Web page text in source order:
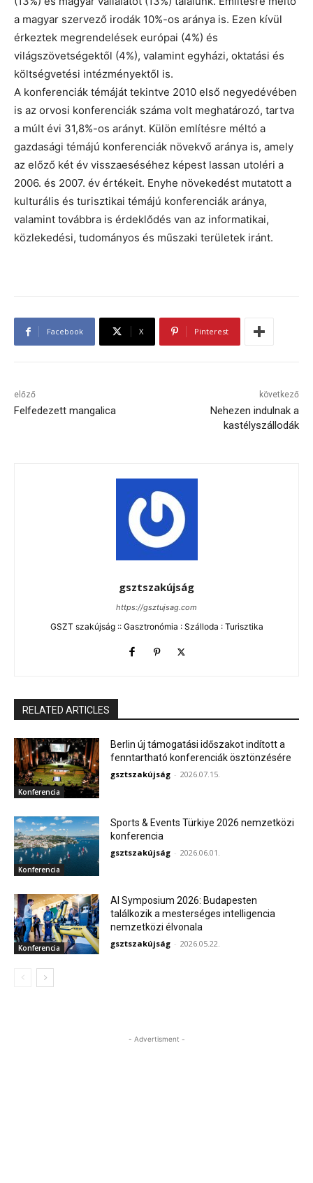
a magyar szervező irodák 10%-os aránya is. Ezen kívül
érkeztek megrendelések európai (4%) és
világszövetségektől (4%), valamint egyházi, oktatási és
költségvetési intézményektől is.
A konferenciák témáját tekintve 2010 első negyedévében
is az orvosi konferenciák száma volt meghatározó, tartva
a múlt évi 31,8%-os arányt. Külön említésre méltó a
gazdasági témájú konferenciák növekvő aránya is, amely
az előző két év visszaeséséhez képest lassan utoléri a
2006. és 2007. év értékeit. Enyhe növekedést mutatott a
kulturális és turisztikai témájú konferenciák aránya,
valamint továbbra is érdeklődés van az informatikai,
közlekedési, tudományos és műszaki területek iránt.
Facebook X Pinterest
előző
Felfedezett mangalica
következő
Nehezen indulnak a
kastélyszállodák
gsztszakújság
https://gsztujsag.com
GSZT szakújság :: Gasztronómia : Szálloda : Turisztika
RELATED ARTICLES
Konferencia
Berlin új támogatási időszakot indított a
fenntartható konferenciák ösztönzésére
gsztszakújság - 2026.07.15.
Konferencia
Sports & Events Türkiye 2026 nemzetközi
konferencia
gsztszakújság - 2026.06.01.
Konferencia
AI Symposium 2026: Budapesten
találkozik a mesterséges intelligencia
nemzetközi élvonala
gsztszakújság - 2026.05.22.
- Advertisment -